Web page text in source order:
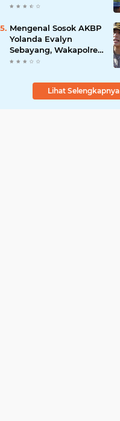
Malam di Tangerang
Mengenal Sosok AKBP
Yolanda Evalyn
Sebayang, Wakapolres
Metro Tangerang yang
Lihat Selengkapnya